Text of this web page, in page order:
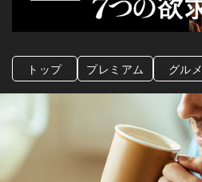
トップ プレミアム グルメ